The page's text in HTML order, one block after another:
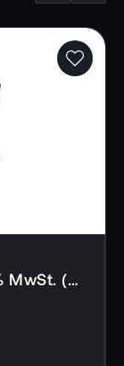
EcoFlow 110W Solar Panel - 0% MwSt. (gem. § 12 Abs. 3 UStG)*